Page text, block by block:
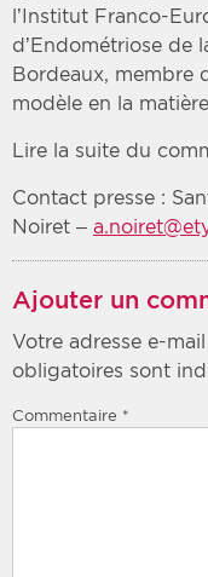
l’Institut Franco-
d’Endométriose de
Bordeaux, membre
modèle en la
Lire la suite du
Contact presse :
Noiret –
Ajouter un
Votre adresse e-
obligatoires sont
Commentaire *